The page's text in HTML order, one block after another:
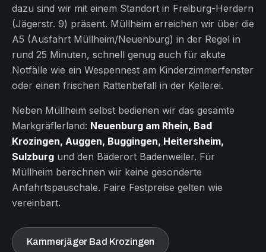
dazu sind wir mit einem Standort in Freiburg-Herdern
(Jägerstr. 9) präsent. Müllheim erreichen wir über die
A5 (Ausfahrt Müllheim/Neuenburg) in der Regel in
rund 25 Minuten, schnell genug auch für akute
Notfälle wie ein Wespennest am Kinderzimmerfenster
oder einen frischen Rattenbefall in der Kellerei.
Neben Müllheim selbst bedienen wir das gesamte
Markgräflerland: Neuenburg am Rhein, Bad
Krozingen, Auggen, Buggingen, Heitersheim,
Sulzburg und den Bäderort Badenweiler. Für
Müllheim berechnen wir keine gesonderte
Anfahrtspauschale. Faire Festpreise gelten wie
vereinbart.
Kammerjäger Bad Krozingen